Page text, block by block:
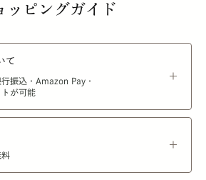
ッピングガイド
て
振込・Amazon Pay・
が可能
料